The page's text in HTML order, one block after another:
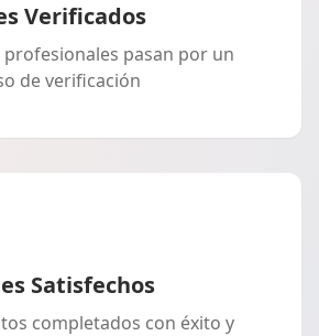
Verificados
pasan por un
de verificación
Satisfechos
completados con éxito y